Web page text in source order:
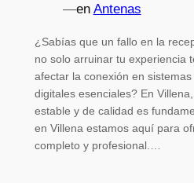
—en Antenas
¿Sabías que un fallo en la
no solo arruinar tu experiencia
afectar la conexión en
digitales esenciales? En
estable y de calidad es
en Villena estamos aquí para
completo y profesional.…